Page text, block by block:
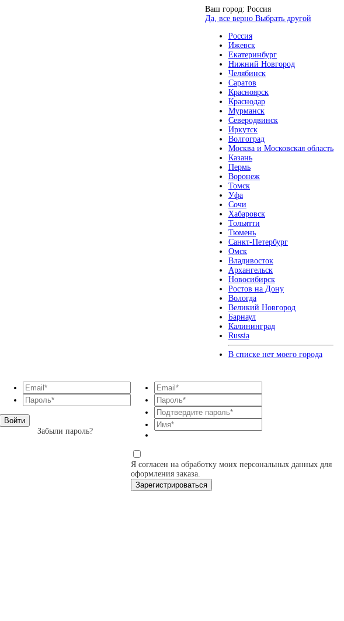
Ваш город: Россия
Да, все верно Выбрать другой
Россия
Ижевск
Екатеринбург
Нижний Новгород
Челябинск
Саратов
Красноярск
Краснодар
Мурманск
Северодвинск
Иркутск
Волгоград
Москва и Московская область
Казань
Пермь
Воронеж
Томск
Уфа
Сочи
Хабаровск
Тольятти
Тюмень
Санкт-Петербург
Омск
Владивосток
Архангельск
Новосибирск
Ростов на Дону
Вологда
Великий Новгород
Барнаул
Калининград
Russia
В списке нет моего города
Войти
Забыли пароль?
Я согласен на обработку моих персональных данных для
оформления заказа.
Зарегистрироваться